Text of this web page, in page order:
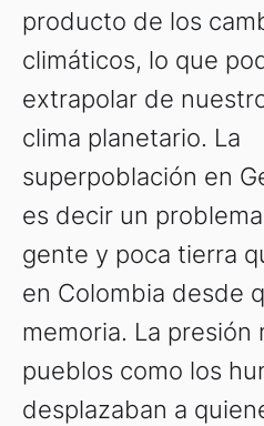
producto de los
climáticos, lo que
extrapolar de
clima planetario. La
superpoblación en
es decir un
gente y poca tierra
en Colombia desde
memoria. La presión
pueblos como los
desplazaban a